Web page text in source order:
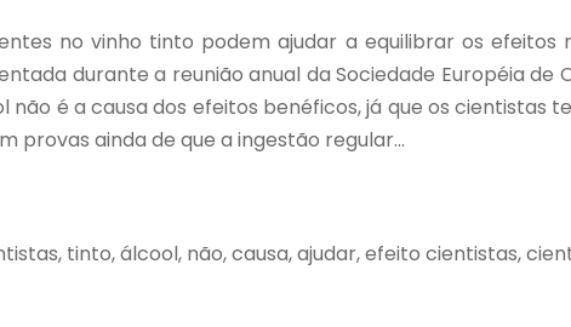
no vinho tinto podem ajudar a equilibrar os
durante a reunião anual da Sociedade Européia
não é a causa dos efeitos benéficos, já que os
provas ainda de que a ingestão regular...
tinto, álcool, não, causa, ajudar, efeito cientistas,